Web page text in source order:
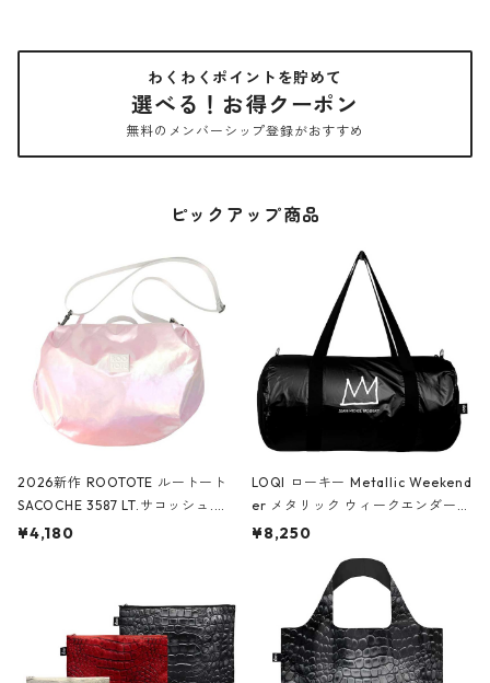
わくわくポイントを貯めて
選べる！お得クーポン
無料のメンバーシップ登録がおすすめ
ピックアップ商品
2026新作 ROOTOTE ルートート
SACOCHE 3587 LT.サコッシュ.ル
ミエ-B ショルダーバッグ グロスピ
¥4,180
LOQI ローキー Metallic Weekend
er メタリック ウィークエンダー
ボストンバッグ ショルダーバッグ
Black ジャン=ミッシェル・バスキ
ア/クラウン ブラック
¥8,250